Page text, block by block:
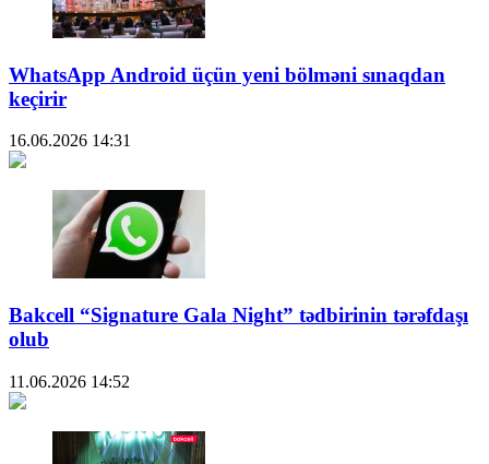
WhatsApp Android üçün yeni bölməni sınaqdan
keçirir
16.06.2026 14:31
Bakcell “Signature Gala Night” tədbirinin tərəfdaşı
olub
11.06.2026 14:52